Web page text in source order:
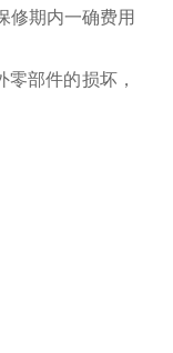
修期内一确费用
部件的损坏，